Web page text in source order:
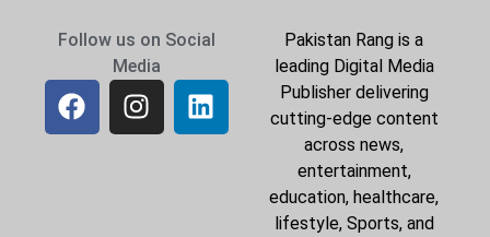
Follow us on Social
Media
Pakistan Rang is a
leading Digital Media
Publisher delivering
cutting-edge content
across news,
entertainment,
education, healthcare,
lifestyle, Sports, and